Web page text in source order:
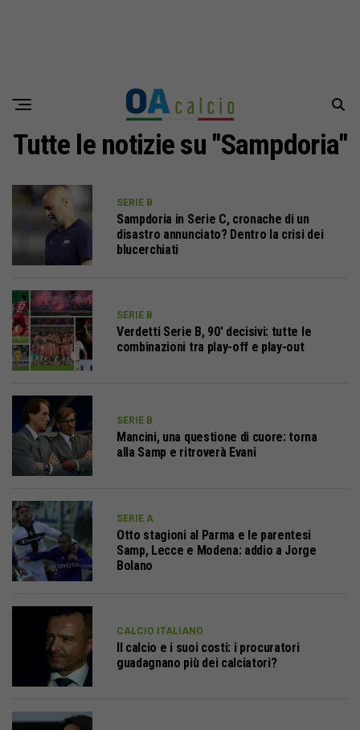
Tutte le notizie su "Sampdoria"
SERIE B
Sampdoria in Serie C, cronache di un
disastro annunciato? Dentro la crisi dei
blucerchiati
SERIE B
Verdetti Serie B, 90′ decisivi: tutte le
combinazioni tra play-off e play-out
SERIE B
Mancini, una questione di cuore: torna
alla Samp e ritroverà Evani
SERIE A
Otto stagioni al Parma e le parentesi
Samp, Lecce e Modena: addio a Jorge
Bolano
CALCIO ITALIANO
Il calcio e i suoi costi: i procuratori
guadagnano più dei calciatori?